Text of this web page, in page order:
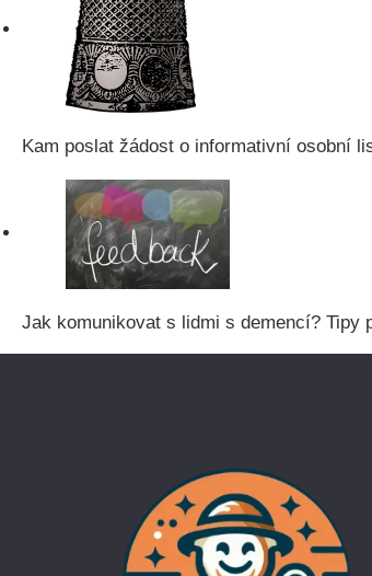
Kam poslat žádost o informativní osobní
Jak komunikovat s lidmi s demencí? Tipy